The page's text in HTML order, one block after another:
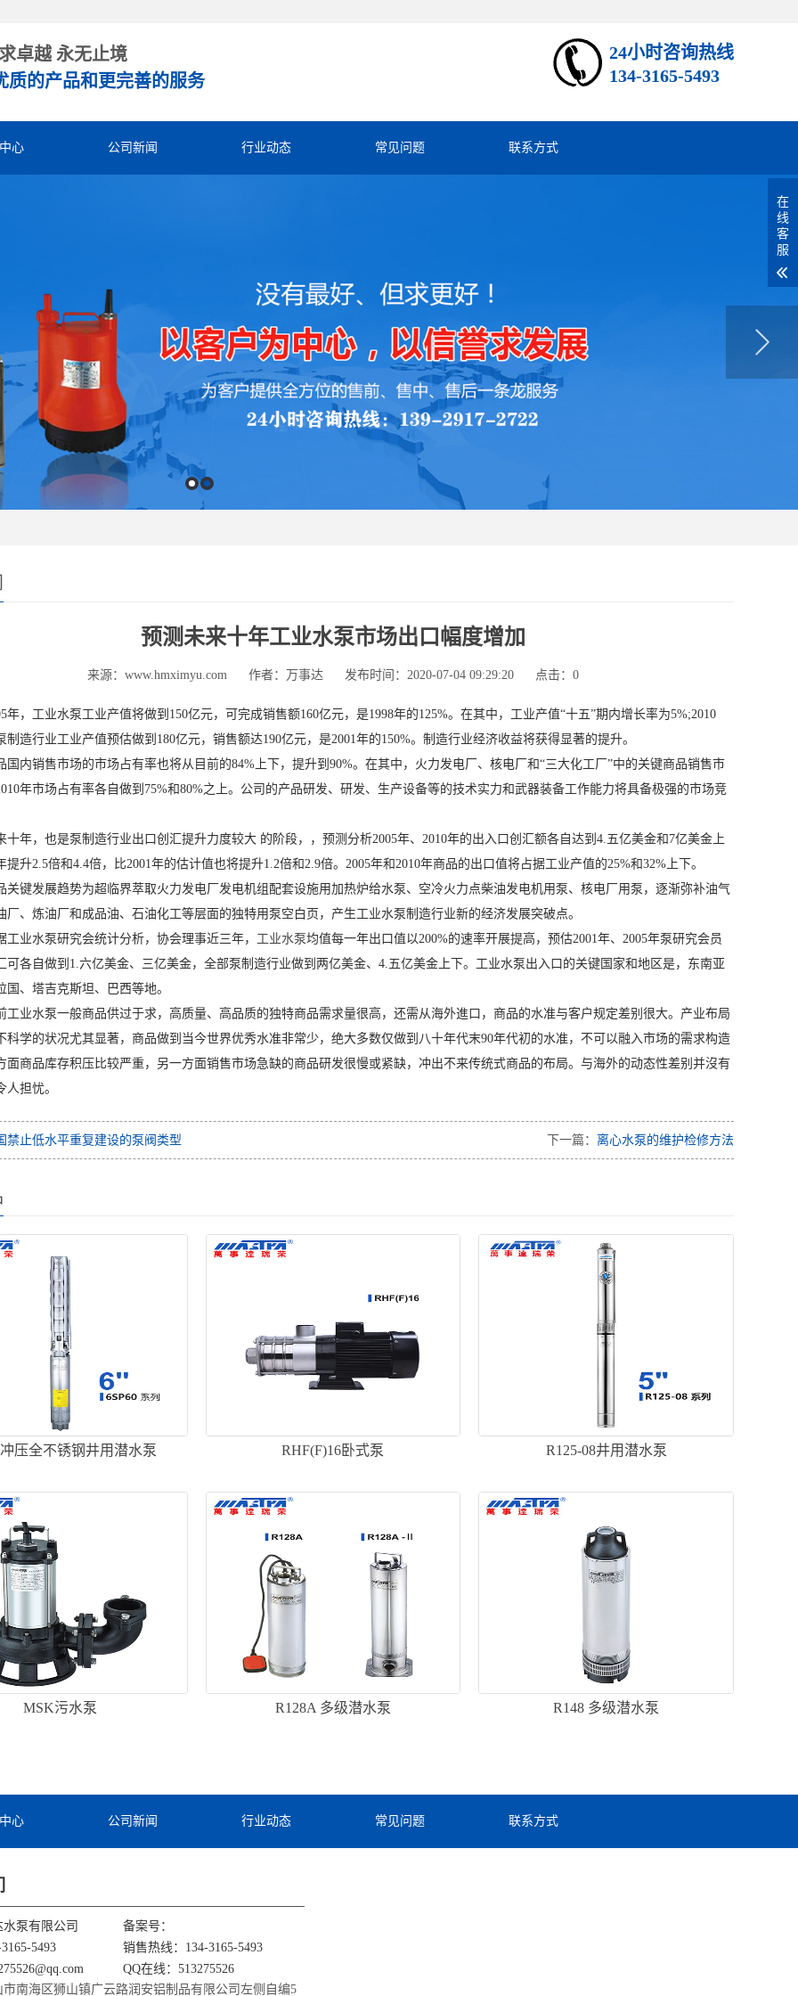
卓越 永无止境
质的产品和更完善的服务
24小时咨询热线
134-3165-5493
心 公司新闻 行业动态 常见问题 联系方式
预测未来十年工业水泵市场出口幅度增加
来源：www.hmximyu.com 作者：万事达 发布时间：2020-07-04 09:29:20 点击： 0
工业水泵工业产值将做到150亿元，可完成销售额160亿元，是1998年的125%。在其中，工业产值“十五”期内增长率为5%;2010
制造行业工业产值预估做到180亿元，销售额达190亿元，是2001年的150%。制造行业经济收益将获得显著的提升。
销售市场的市场占有率也将从目前的84%上下，提升到90%。在其中，火力发电厂、核电厂和“三大化工厂”中的关键商品销售市
年市场占有率各自做到75%和80%之上。公司的产品研发、研发、生产设备等的技术实力和武器装备工作能力将具备极强的市场竞
，也是泵制造行业出口创汇提升力度较大 的阶段，，预测分析2005年、2010年的出入口创汇额各自达到4.五亿美金和7亿美金上
提升2.5倍和4.4倍，比2001年的估计值也将提升1.2倍和2.9倍。2005年和2010年商品的出口值将占据工业产值的25%和32%上下。
发展趋势为超临界萃取火力发电厂发电机组配套设施用加热炉给水泵、空冷火力点柴油发电机用泵、核电厂用泵，逐渐弥补油气
厂、炼油厂和成品油、石油化工等层面的独特用泵空白页，产生工业水泵制造行业新的经济发展突破点。
水泵研究会统计分析，协会理事近三年， 工业水泵均值每一年出口值以200%的速率开展提高，预估2001年、2005年泵研究会员
可各自做到1.六亿美金、三亿美金，全部泵制造行业做到两亿美金、4.五亿美金上下。工业水泵出入口的关键国家和地区是，东南亚
国、塔吉克斯坦、巴西等地。
水泵一般商品供过于求，高质量、高品质的独特商品需求量很高，还需从海外進口，商品的水准与客户规定差别很大。产业布局
科学的状况尤其显著，商品做到当今世界优秀水准非常少，绝大多数仅做到八十年代末90年代初的水准，不可以融入市场的需求构造
面商品库存积压比较严重，另一方面销售市场急缺的商品研发很慢或紧缺，冲出不来传统式商品的布局。与海外的动态性差别并沒有
人担忧。
禁止低水平重复建设的泵阀类型 下一篇： 离心水泵的维护检修方法
冲压全不锈钢井用潜水泵 RHF(F)16卧式泵 R125-08井用潜水泵
MSK污水泵 R128A 多级潜水泵 R148 多级潜水泵
心 公司新闻 行业动态 常见问题 联系方式
泵有限公司
备案号：
5493
销售热线：134-3165-5493
QQ在线：513275526
市南海区狮山镇广云路润安铝制品有限公司左侧自编5
在
线
客
服